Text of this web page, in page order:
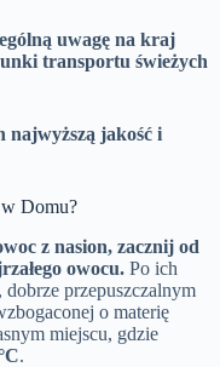
uwagę na kraj
transportu świeżych
najwyższą jakość i
Domu?
z nasion, zacznij od
owocu. Po ich
przepuszczalnym
o materię
miejscu, gdzie
.